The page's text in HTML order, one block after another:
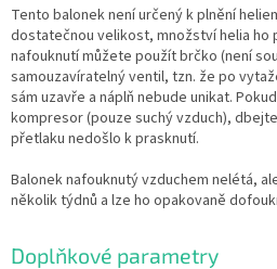
Tento balonek není určený k plnění
dostatečnou velikost, množství helia ho
nafouknutí můžete použít brčko (není
samouzavíratelný ventil, tzn. že po
sám uzavře a náplň nebude unikat.
kompresor (pouze suchý vzduch),
přetlaku nedošlo k prasknutí.
Balonek nafouknutý vzduchem nelétá,
několik týdnů a lze ho opakovaně
Doplňkové parametry